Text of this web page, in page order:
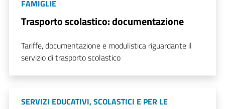
FAMIGLIE
Trasporto scolastico: documentazione
Tariffe, documentazione e modulistica riguardante il
servizio di trasporto scolastico
SERVIZI EDUCATIVI, SCOLASTICI E PER LE